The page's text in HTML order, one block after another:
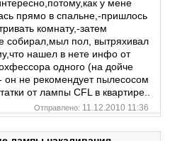
у мене
прямо в спальне,-пришлось
комнату,-затем
собирал,мыл пол, вытряхивал
нашел в нете инфо от
одного (на дойче
он не рекомендует пылесосом
от лампы CFL в квартире..
Отправлено: 11.12.2010 11:36